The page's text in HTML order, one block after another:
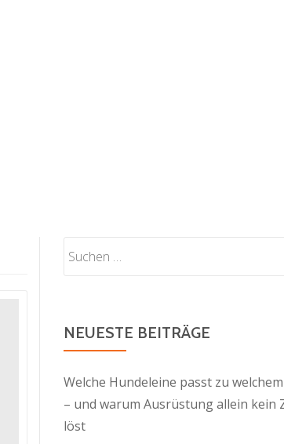
NEUESTE BEITRÄGE
Welche Hundeleine passt zu
– und warum Ausrüstung allein kein
löst